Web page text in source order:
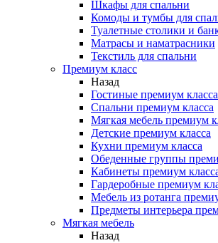
Шкафы для спальни
Комоды и тумбы для
Туалетные столики и
Матрасы и наматрасники
Текстиль для спальни
Премиум класс
Назад
Гостиные премиум класса
Спальни премиум класса
Мягкая мебель премиум
Детские премиум класса
Кухни премиум класса
Обеденные группы
Кабинеты премиум
Гардеробные премиум
Мебель из ротанга
Предметы интерьера
Мягкая мебель
Назад